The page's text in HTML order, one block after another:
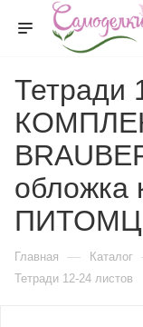
Тетради
обложка
Главная — Каталог
Тетради 12-24 листов